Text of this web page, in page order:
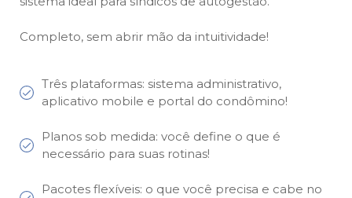
Completo, sem abrir mão da intuitividade!
Três plataformas: sistema administrativo,
aplicativo mobile e portal do condômino!
Planos sob medida: você define o que é
necessário para suas rotinas!
Pacotes flexíveis: o que você precisa e cabe no